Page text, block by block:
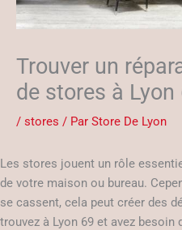
Trouver un
de stores à Lyon
/ stores / Par Store De Lyon
Les stores jouent un rôle
de votre maison ou bureau.
se cassent, cela peut créer des
trouvez à Lyon 69 et avez besoin